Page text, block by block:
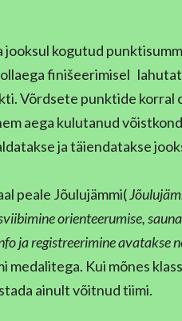
kogutud
finišeerimisel
Võrdsete punktide korral
aega kulutanud
ja täiendatakse
peale Jõulujämmi(
orienteerumise,
ja registreerimine avatakse
Kui mõnes
ainult võitnud tiimi.